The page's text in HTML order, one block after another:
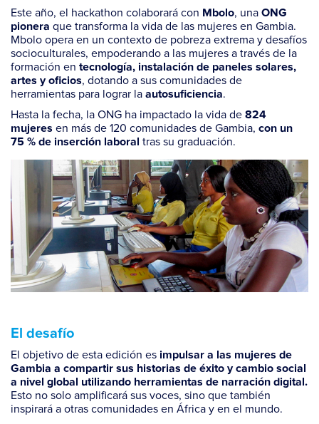
Este año, el hackathon colaborará con Mbolo, una ONG
pionera que transforma la vida de las mujeres en Gambia.
Mbolo opera en un contexto de pobreza extrema y desafíos
socioculturales, empoderando a las mujeres a través de la
formación en tecnología, instalación de paneles solares,
artes y oficios, dotando a sus comunidades de
herramientas para lograr la autosuficiencia.
Hasta la fecha, la ONG ha impactado la vida de 824
mujeres en más de 120 comunidades de Gambia, con un
75 % de inserción laboral tras su graduación.
El desafío
El objetivo de esta edición es impulsar a las mujeres de
Gambia a compartir sus historias de éxito y cambio social
a nivel global
utilizando herramientas de narración digital.
Esto no solo amplificará sus voces, sino que también
inspirará a otras comunidades en África y en el mundo.